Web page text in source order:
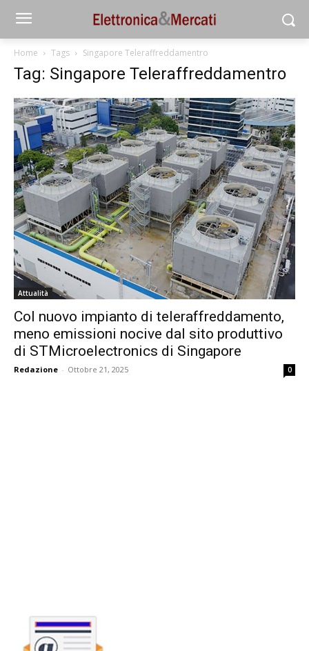
Home Tags Singapore Teleraffreddamentro
Tag: Singapore Teleraffreddamentro
Attualità
Col nuovo impianto di teleraffreddamento,
meno emissioni nocive dal sito produttivo
di STMicroelectronics di Singapore
Redazione - Ottobre 21, 2025 0